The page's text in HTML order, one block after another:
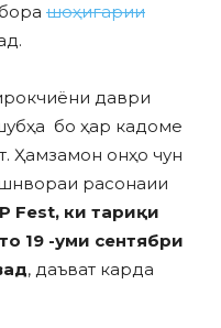
шоҳигарии
даври
бо ҳар кадоме
Ҳамзамон онҳо чун
расонаии
Fest, ки тариқи
19 -уми сентябри
, даъват карда